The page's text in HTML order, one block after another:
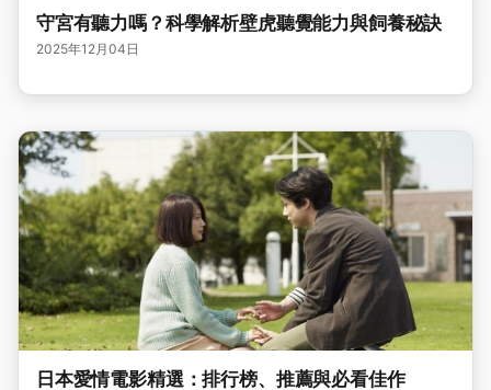
守宮有聽力嗎？科學解析壁虎聽覺能力與飼養秘訣
2025年12月04日
日本愛情電影精選：排行榜、推薦與必看佳作